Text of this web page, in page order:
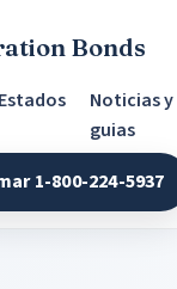
Bonds
Estados
Noticias y
guias
1-800-224-5937